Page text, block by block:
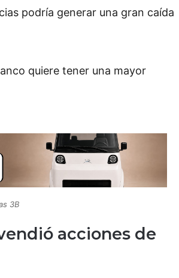
podría generar una gran caída
quiere tener una mayor
3B
acciones de